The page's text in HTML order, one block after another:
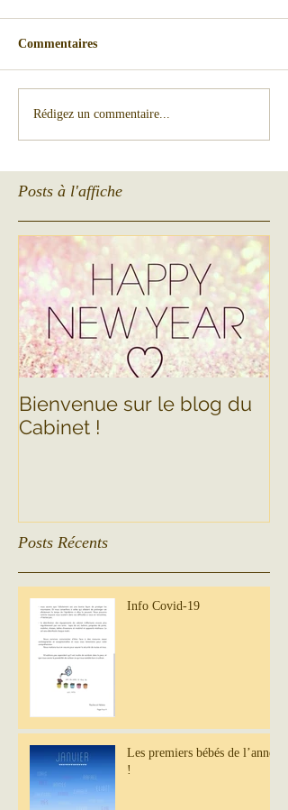
Commentaires
Rédigez un commentaire...
Posts à l'affiche
Bienvenue sur le blog du
Cabinet !
Posts Récents
Info Covid-19
Les premiers bébés de l’année
!